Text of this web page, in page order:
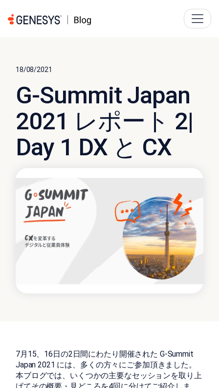
18/08/2021
G-Summit Japan
2021 レポート 2|
Day 1 DX と CX
7月15、16日の2日間にわたり開催された G-Summit
Japan 2021 には、多くの方々にご参加頂きました。
本ブログでは、いくつかの主要なセッションを取り上